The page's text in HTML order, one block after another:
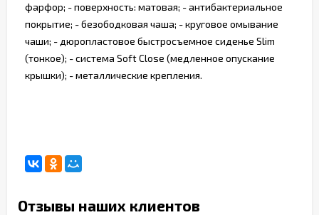
фарфор; - поверхность: матовая; - антибактериальное
покрытие; - безободковая чаша; - круговое омывание
чаши; - дюропластовое быстросъемное сиденье Slim
(тонкое); - система Soft Close (медленное опускание
крышки); - металлические крепления.
Отзывы наших клиентов